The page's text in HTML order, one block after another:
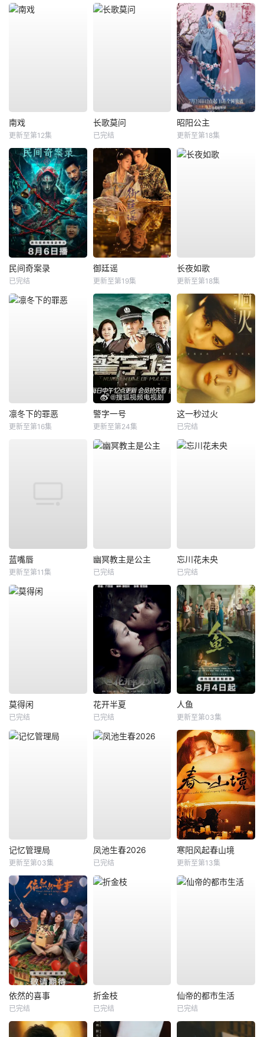
南戏
更新至第12集
长歌莫问
已完结
昭阳公主
更新至第18集
民间奇案录
已完结
御廷谣
更新至第19集
长夜如歌
更新至第18集
凛冬下的罪恶
更新至第16集
警字一号
更新至第24集
这一秒过火
已完结
蓝嘴唇
更新至第11集
幽冥教主是公主
已完结
忘川花未央
已完结
莫得闲
已完结
花开半夏
已完结
人鱼
更新至第03集
记忆管理局
更新至第03集
凤池生春2026
已完结
寒阳风起春山境
更新至第13集
依然的喜事
已完结
折金枝
已完结
仙帝的都市生活
已完结